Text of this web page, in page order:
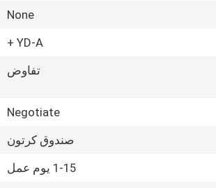
None
YD-A +
تفاوض
Negotiate
صندوق كرتون
1-15 يوم عمل